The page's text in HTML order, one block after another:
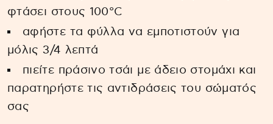
φτάσει στους 100°C
αφήστε τα φύλλα να εμποτιστούν για
μόλις 3/4 λεπτά
πιείτε πράσινο τσάι με άδειο στομάχι και
παρατηρήστε τις αντιδράσεις του σώματός
σας